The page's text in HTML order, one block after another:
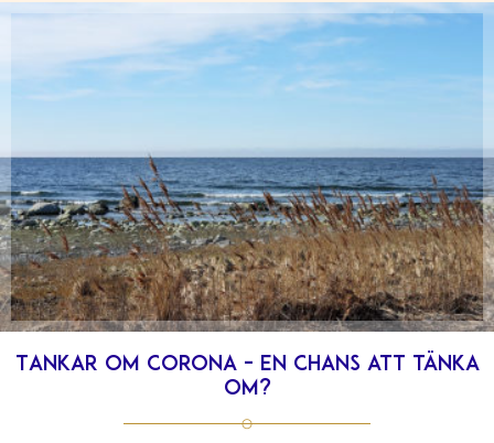
Tankar om Corona – en chans att tänka
om?